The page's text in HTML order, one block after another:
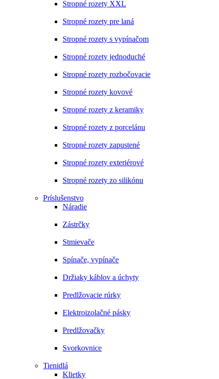
Stropné rozety XXL
Stropné rozety pre laná
Stropné rozety s vypínačom
Stropné rozety jednoduché
Stropné rozety rozbočovacie
Stropné rozety kovové
Stropné rozety z keramiky
Stropné rozety z porcelánu
Stropné rozety zapustené
Stropné rozety exteriérové
Stropné rozety zo silikónu
Príslušenstvo
Náradie
Zástrčky
Stmievače
Spínače, vypínače
Držiaky káblov a úchyty
Predlžovacie rúrky
Elektroizolačné pásky
Predlžovačky
Svorkovnice
Tienidlá
Klietky